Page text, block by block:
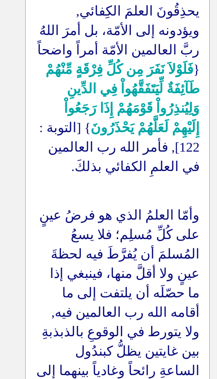
يحذِقُونَ العلمَ الكِفائي,
ويؤدونه إلى الأمّة، بل أمرَ اللهُ
ربَّ العالمين الأمّة أمراً واضحاً
{فَلَوْلاَ نَفَرَ مِن كُلِّ فِرْقَةٍ مِّنْهُمْ
طَآئِفَةٌ لِّيَتَفَقَّهُواْ فِي الدِّينِ
وَلِيُنذِرُواْ قَوْمَهُمْ إِذَا رَجَعُواْ
إِلَيْهِمْ لَعَلَّهُمْ يَحْذَرُونَ} [التوبة :
122], فأمر الله رب العالمين
في العلمِ الكفائي بذلكَ.
وأمّا العلمُ الذي هو فرضُ عينٍ
على كُلِّ مُسلِم؛ فلا يسعُ
المُسلمَ أن يُفرَّطَ فيه لحظةَ
عينٍ ولا أقلَّ منها، فينبغي إذا
ما حصّلَه أن يلتفت إلى ما
أقامه الله رب العالمين فيه,
ولا يتورط في الوقوعِ بالذبذبةِ
بين غايتين يظلُّ كبندُول
الساعةِ رائحاً وغادياً بينهما إلى